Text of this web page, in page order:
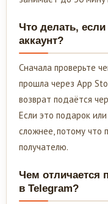
Что делать,
аккаунт?
Сначала проверьте
прошла через App
возврат подаётся
Если это подарок
сложнее, потому что
получателю.
Чем отличается
в Telegram?